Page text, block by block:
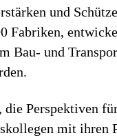
und
Fabriken,
Bau- und
Perspektiven
mit ihren